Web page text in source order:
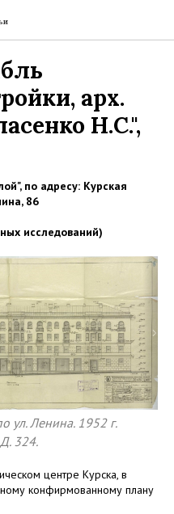
арх.
Н.С.",
по адресу: Курская
86
исследований)
ул. Ленина. 1952 г.
324.
центре Курска, в
конфирмованному плану